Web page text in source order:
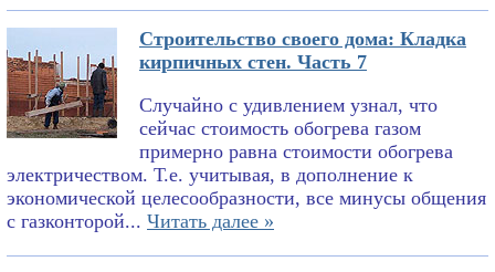
Строительство своего дома: Кладка
кирпичных стен. Часть 7
Случайно с удивлением узнал, что
сейчас стоимость обогрева газом
примерно равна стоимости обогрева
электричеством. Т.е. учитывая, в дополнение к
экономической целесообразности, все минусы общения
с газконторой... Читать далее »